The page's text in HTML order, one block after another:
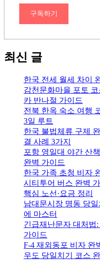
구독하기
최신 글
한국 전세 월세 차이
감천문화마을 포토
카 반나절 가이드
전북 한옥 숙소 여행
3일 루트
한국 불법체류 구제
결 사례 3가지
포항 영일대 야간 산
완벽 가이드
한국 가족 초청 비자
시티투어 버스 완벽
핵심 노선·요금 정리
남대문시장 명동 당일
에 마스터
긴급재난문자 대처법:
가이드
F-4 재외동포 비자 완
우도 당일치기 코스